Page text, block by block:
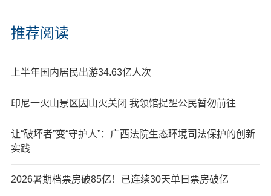
推荐阅读
上半年国内居民出游34.63亿人次
印尼一火山景区因山火关闭 我领馆提醒公民暂勿前往
让“破坏者”变“守护人”：广西法院生态环境司法保护的创新
实践
2026暑期档票房破85亿！已连续30天单日票房破亿